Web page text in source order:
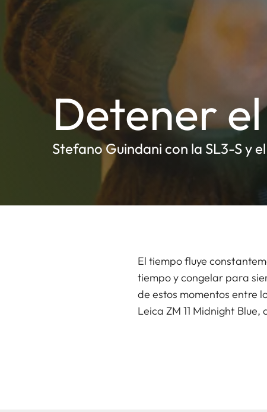
Detener
Stefano Guindani con la SL3-S y
El tiempo fluye
tiempo y congelar para
de estos momentos entre
Leica ZM 11 Midnight